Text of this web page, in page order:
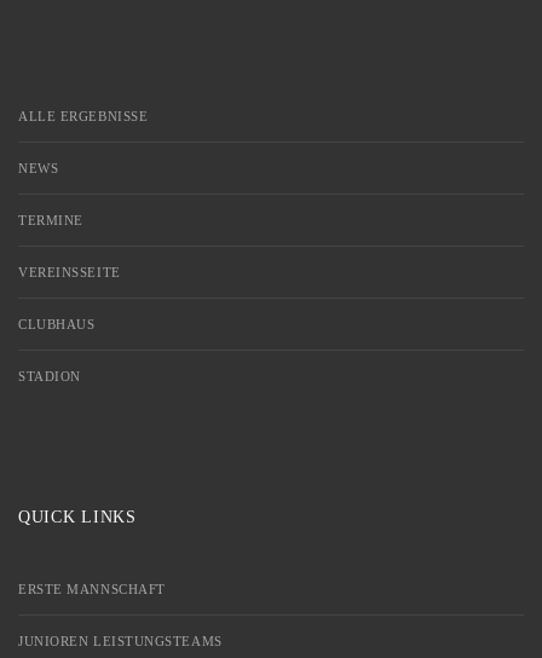
ALLE ERGEBNISSE
NEWS
TERMINE
VEREINSSEITE
CLUBHAUS
STADION
QUICK LINKS
ERSTE MANNSCHAFT
JUNIOREN LEISTUNGSTEAMS